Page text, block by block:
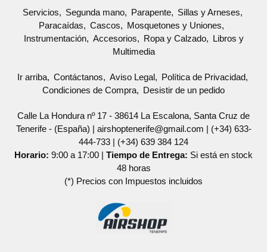
Servicios Segunda mano Parapente
Sillas y Arneses
Paracaídas
Cascos
Mosquetones y Uniones
Instrumentación
Accesorios Ropa y Calzado
Libros y
Multimedia
Ir arriba Contáctanos Aviso Legal
Política de Privacidad
Condiciones de Compra
Desistir de un pedido
Calle La Hondura nº 17 - 38614 La Escalona, Santa Cruz de
Tenerife - (España) | airshoptenerife@gmail.com | (+34) 633-
444-733 | (+34) 639 384 124
Horario: 9:00 a 17:00 | Tiempo de Entrega: Si está en stock
48 horas
(*) Precios con Impuestos incluidos